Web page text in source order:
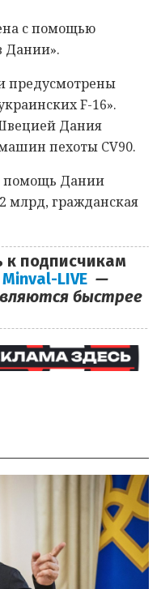
с помощью
Дании».
предусмотрены
F-16».
Дания
пехоты CV90.
помощь Дании
млрд, гражданская
к подписчикам
LIVE —
быстрее